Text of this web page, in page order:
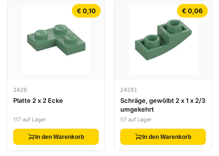
€ 0,10
2420
Platte 2 x 2 Ecke
117 auf Lager
In den Warenkorb
€ 0,06
24201
Schräge, gewölbt 2 x 1 x 2/3
umgekehrt
57 auf Lager
In den Warenkorb